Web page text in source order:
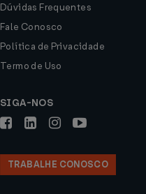
Dúvidas Frequentes
Fale Conosco
Política de Privacidade
Termo de Uso
SIGA-NOS
TRABALHE CONOSCO